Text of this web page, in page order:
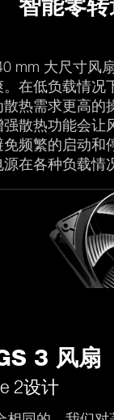
智能零
mm 大尺寸风
在低负载情况
热需求更高的
散热功能会让
频繁的启动和
在各种负载情
3 风扇
2设计